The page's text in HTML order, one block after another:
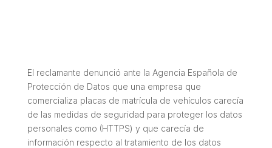
El reclamante denunció ante la Agencia Española de
Protección de Datos que una empresa que
comercializa placas de matrícula de vehículos carecía
de las medidas de seguridad para proteger los datos
personales como (HTTPS) y que carecía de
información respecto al tratamiento de los datos